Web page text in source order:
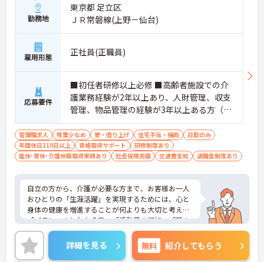
勤務地
東京都 足立区
ＪＲ常磐線(上野－仙台)
雇用形態 正社員(正職員)
応募要件
■初任者研修以上必修 ■高齢者施設での介
護業務経験が2年以上あり、人財管理、収支
管理、物品管理の経験が3年以上ある方（介
護業界外でも可）
管理職求人 残業少なめ 寮・借り上げ 住宅手当・補助
日勤のみ
年間休日110日以上
資格取得サポート
研修制度あり
産休･育休･介護休暇取得実績あり
社会保険完備 交通費支給 退職金制度あり
自立の方から、介護が必要な方まで、お客様お一人
おひとりの「生涯活躍」を実現するためには、心と
身体の健康を増進することが何よりも大切と考え、
「バランスのとれた食事」「活動量の増加」「質の
よい睡眠」の3つの生活習慣の向上にとりくんでい
ます。
サービス付き高齢者向け住宅のお客様は自らすすん
詳細を見る 無料 紹介してもらう